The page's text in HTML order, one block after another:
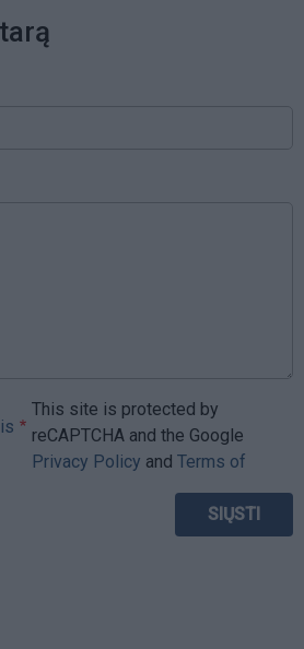
This site is protected by
reCAPTCHA and the Google
Privacy Policy and Terms of